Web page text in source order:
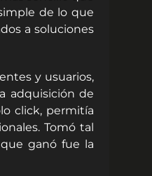
de lo que
a soluciones
y usuarios,
adquisición de
click, permitía
Tomó tal
ganó fue la